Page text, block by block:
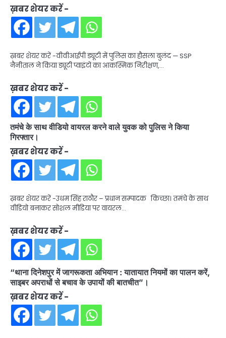
ख़बर शेयर करें -
ख़बर शेयर करें -वीवीआईपी ड्यूटी में पुलिस का हौसला बुलंद — SSP
नैनीताल ने किया ड्यूटी प्वाइंटों का आकस्मिक निरीक्षण,…
ख़बर शेयर करें -
तमंचे के साथ वीडियो वायरल करने वाले युवक को पुलिस ने किया
गिरफ्तार।
ख़बर शेयर करें -
ख़बर शेयर करें -उधम सिंह राठौर – प्रधान सम्पादक किच्छा। तमंचे के साथ
वीडियो बनाकर सोशल मीडिया पर वायरल…
ख़बर शेयर करें -
“थाना दिनेशपुर में जागरूकता अभियान : यातायात नियमों का पालन करें,
साइबर अपराधों से बचाव के उपायों की बातचीत”।
ख़बर शेयर करें -